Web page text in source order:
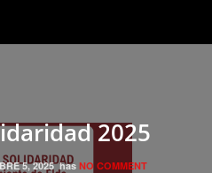
2025
5, 2025has NO COMMENT